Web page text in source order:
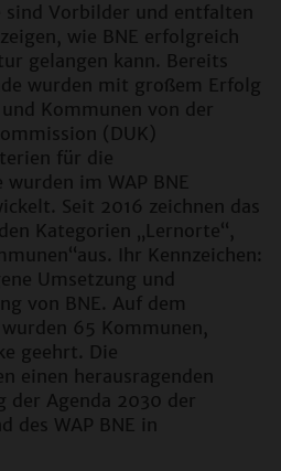
Vorbilder und entfalten
wie BNE erfolgreich
gelangen kann. Bereits
wurden mit großem Erfolg
Kommunen von der
(DUK)
für die
wurden im WAP BNE
Seit 2016 zeichnen das
Kategorien „Lernorte“,
Ihr Kennzeichen:
Umsetzung und
von BNE. Auf dem
65 Kommunen,
geehrt. Die
einen herausragenden
der Agenda 2030 der
des WAP BNE in